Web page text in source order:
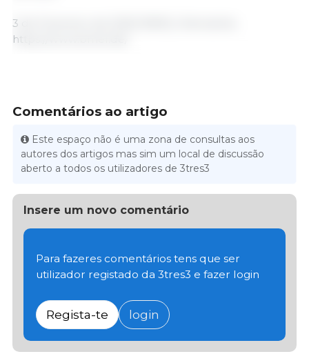
3 de Fevereiro de 2025/ BMEL/ Alemanha.
https://www.bmel.de/
Comentários ao artigo
Este espaço não é uma zona de consultas aos
autores dos artigos mas sim um local de discussão
aberto a todos os utilizadores de 3tres3
Insere um novo comentário
Para fazeres comentários tens que ser
utilizador registado da 3tres3 e fazer login
Regista-te login